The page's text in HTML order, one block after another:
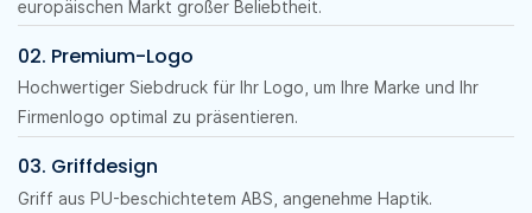
europäischen Markt großer Beliebtheit.
02. Premium-Logo
Hochwertiger Siebdruck für Ihr Logo, um Ihre Marke und Ihr
Firmenlogo optimal zu präsentieren.
03. Griffdesign
Griff aus PU-beschichtetem ABS, angenehme Haptik.